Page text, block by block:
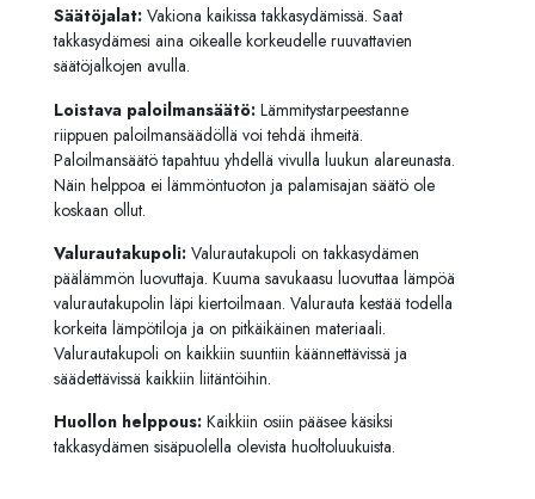
Säätöjalat: Vakiona kaikissa takkasydämissä. Saat
takkasydämesi aina oikealle korkeudelle ruuvattavien
säätöjalkojen avulla.
Loistava paloilmansäätö: Lämmitystarpeestanne
riippuen paloilmansäädöllä voi tehdä ihmeitä.
Paloilmansäätö tapahtuu yhdellä vivulla luukun alareunasta.
Näin helppoa ei lämmöntuoton ja palamisajan säätö ole
koskaan ollut.
Valurautakupoli: Valurautakupoli on takkasydämen
päälämmön luovuttaja. Kuuma savukaasu luovuttaa lämpöä
valurautakupolin läpi kiertoilmaan. Valurauta kestää todella
korkeita lämpötiloja ja on pitkäikäinen materiaali.
Valurautakupoli on kaikkiin suuntiin käännettävissä ja
säädettävissä kaikkiin liitäntöihin.
Huollon helppous: Kaikkiin osiin pääsee käsiksi
takkasydämen sisäpuolella olevista huoltoluukuista.